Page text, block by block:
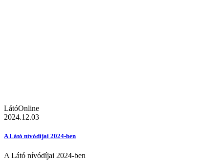
LátóOnline
2024.12.03
A Látó nívódíjai 2024-ben
A Látó nívódíjai 2024-ben